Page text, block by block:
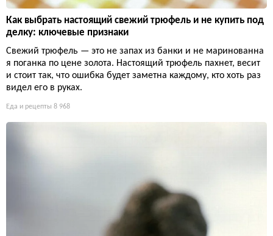
Как выбрать настоящий свежий трюфель и не купить под
делку: ключевые признаки
Свежий трюфель — это не запах из банки и не маринованна
я поганка по цене золота. Настоящий трюфель пахнет, весит
и стоит так, что ошибка будет заметна каждому, кто хоть раз
видел его в руках.
Еда и рецепты 8 968